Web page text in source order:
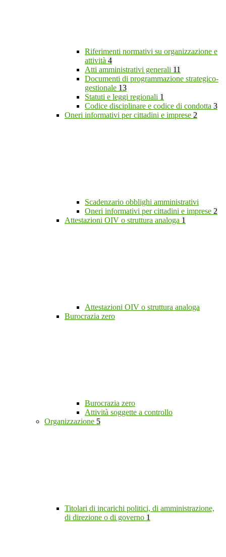
Riferimenti normativi su organizzazione e
attività 4
Atti amministrativi generali 11
Documenti di programmazione strategico-
gestionale 13
Statuti e leggi regionali 1
Codice disciplinare e codice di condotta 3
Oneri informativi per cittadini e imprese 2
Scadenzario obblighi amministrativi
Oneri informativi per cittadini e imprese 2
Attestazioni OIV o struttura analoga 1
Attestazioni OIV o struttura analoga
Burocrazia zero
Burocrazia zero
Attività soggette a controllo
Organizzazione 5
Titolari di incarichi politici, di amministrazione,
di direzione o di governo 1